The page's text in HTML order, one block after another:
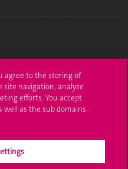
agree to the storing of
site navigation, analyze
efforts. You accept
as the sub domains